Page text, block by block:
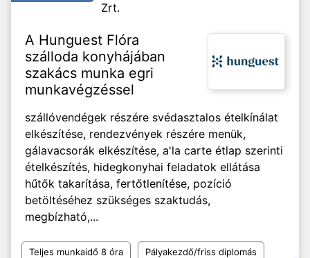
Zrt.
A Hunguest Flóra
szálloda konyhájában
szakács munka egri
munkavégzéssel
szállóvendégek részére svédasztalos ételkínálat
elkészítése, rendezvények részére menük,
gálavacsorák elkészítése, a'la carte étlap szerinti
ételkészítés, hidegkonyhai feladatok ellátása
hűtők takarítása, fertőtlenítése, pozíció
betöltéséhez szükséges szaktudás,
megbízható,...
Teljes munkaidő 8 óra Pályakezdő/friss diplomás